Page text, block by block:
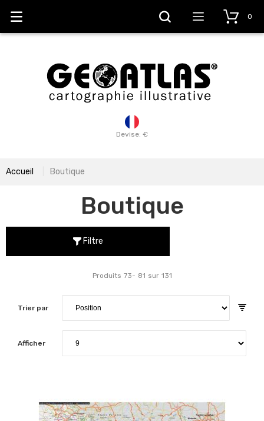
Devise: €
0
Accueil Boutique
Boutique
Filtre
Trier par
Produits 73- 81 sur 131
Afficher